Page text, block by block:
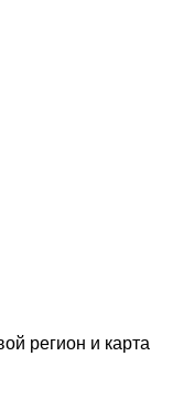
регион и карта